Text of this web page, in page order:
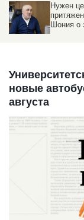
Нужен
Шония о
новые
августа